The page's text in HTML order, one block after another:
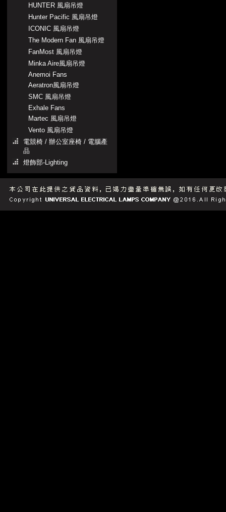
HUNTER 風扇吊燈
Hunter Pacific 風扇吊燈
ICONIC 風扇吊燈
The Modern Fan 風扇吊燈
FanMost 風扇吊燈
Minka Aire風扇吊燈
Anemoi Fans
Aeratron風扇吊燈
SMC 風扇吊燈
Exhale Fans
Martec 風扇吊燈
Vento 風扇吊燈
電競椅 / 辦公室座椅 / 電腦產
品
燈飾部-Lighting